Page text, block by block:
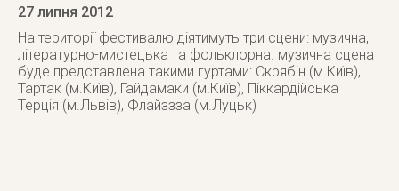
ПУБЛІКАЦІЇ
ДОВІДКА
27 липня 2012
На території фестивалю діятимуть три сцени: музична,
літературно-мистецька та фольклорна. музична сцена
буде представлена такими гуртами: Скрябін (м.Київ),
Тартак (м.Київ), Гайдамаки (м.Київ), Піккардійська
Терція (м.Львів), Флайззза (м.Луцьк)